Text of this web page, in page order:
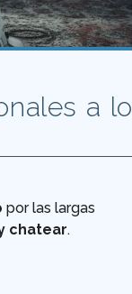
a lo
por las largas
chatear.